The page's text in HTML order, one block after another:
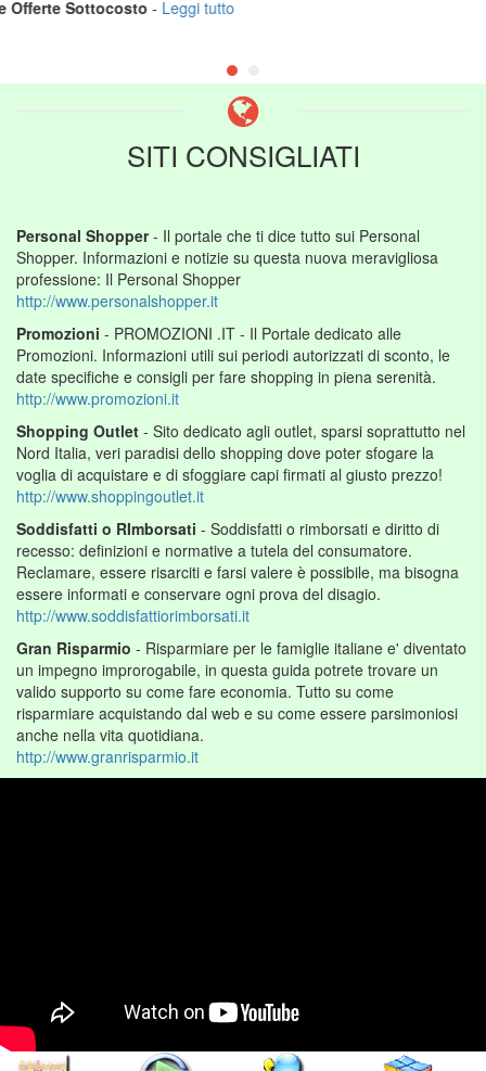
Saldi
SITI CONSIGLIATI
Personal Shopper- Il portale che ti dice tutto sui Personal
Shopper. Informazioni e notizie su questa nuova meravigliosa
professione: Il Personal Shopper
http://www.personalshopper.it
Promozioni - PROMOZIONI .IT - Il Portale dedicato alle
Promozioni. Informazioni utili sui periodi autorizzati di sconto, le
date specifiche e consigli per fare shopping in piena serenità.
http://www.promozioni.it
Shopping Outlet - Sito dedicato agli outlet, sparsi soprattutto nel
Nord Italia, veri paradisi dello shopping dove poter sfogare la
voglia di acquistare e di sfoggiare capi firmati al giusto prezzo!
http://www.shoppingoutlet.it
Soddisfatti o RImborsati - Soddisfatti o rimborsati e diritto di
recesso: definizioni e normative a tutela del consumatore.
Reclamare, essere risarciti e farsi valere è possibile, ma bisogna
essere informati e conservare ogni prova del disagio.
http://www.soddisfattiorimborsati.it
Gran Risparmio - Risparmiare per le famiglie italiane e' diventato
un impegno improrogabile, in questa guida potrete trovare un
valido supporto su come fare economia. Tutto su come
risparmiare acquistando dal web e su come essere parsimoniosi
anche nella vita quotidiana.
http://www.granrisparmio.it